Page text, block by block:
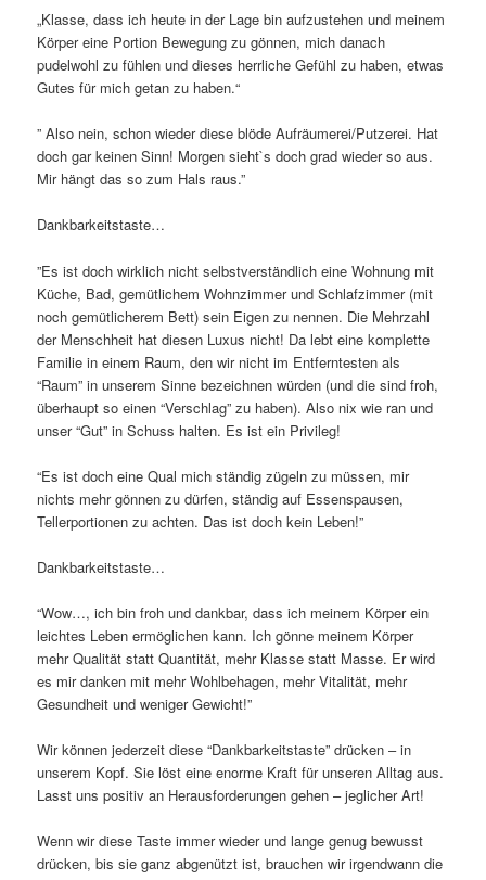
„Klasse, dass ich heute in der Lage bin aufzustehen und meinem
Körper eine Portion Bewegung zu gönnen, mich danach
pudelwohl zu fühlen und dieses herrliche Gefühl zu haben, etwas
Gutes für mich getan zu haben.“
” Also nein, schon wieder diese blöde Aufräumerei/Putzerei. Hat
doch gar keinen Sinn! Morgen sieht`s doch grad wieder so aus.
Mir hängt das so zum Hals raus.”
Dankbarkeitstaste…
”Es ist doch wirklich nicht selbstverständlich eine Wohnung mit
Küche, Bad, gemütlichem Wohnzimmer und Schlafzimmer (mit
noch gemütlicherem Bett) sein Eigen zu nennen. Die Mehrzahl
der Menschheit hat diesen Luxus nicht! Da lebt eine komplette
Familie in einem Raum, den wir nicht im Entferntesten als
“Raum” in unserem Sinne bezeichnen würden (und die sind froh,
überhaupt so einen “Verschlag” zu haben). Also nix wie ran und
unser “Gut” in Schuss halten. Es ist ein Privileg!
“Es ist doch eine Qual mich ständig zügeln zu müssen, mir
nichts mehr gönnen zu dürfen, ständig auf Essenspausen,
Tellerportionen zu achten. Das ist doch kein Leben!”
Dankbarkeitstaste…
“Wow…, ich bin froh und dankbar, dass ich meinem Körper ein
leichtes Leben ermöglichen kann. Ich gönne meinem Körper
mehr Qualität statt Quantität, mehr Klasse statt Masse. Er wird
es mir danken mit mehr Wohlbehagen, mehr Vitalität, mehr
Gesundheit und weniger Gewicht!”
Wir können jederzeit diese “Dankbarkeitstaste” drücken – in
unserem Kopf. Sie löst eine enorme Kraft für unseren Alltag aus.
Lasst uns positiv an Herausforderungen gehen – jeglicher Art!
Wenn wir diese Taste immer wieder und lange genug bewusst
drücken, bis sie ganz abgenützt ist, brauchen wir irgendwann die